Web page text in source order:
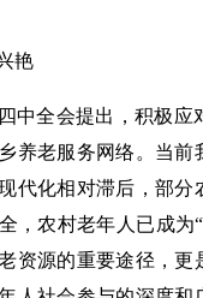
艳
中全会提出，积极
养老服务网络。当
代化相对滞后，部
，农村老年人已成
资源的重要途径，